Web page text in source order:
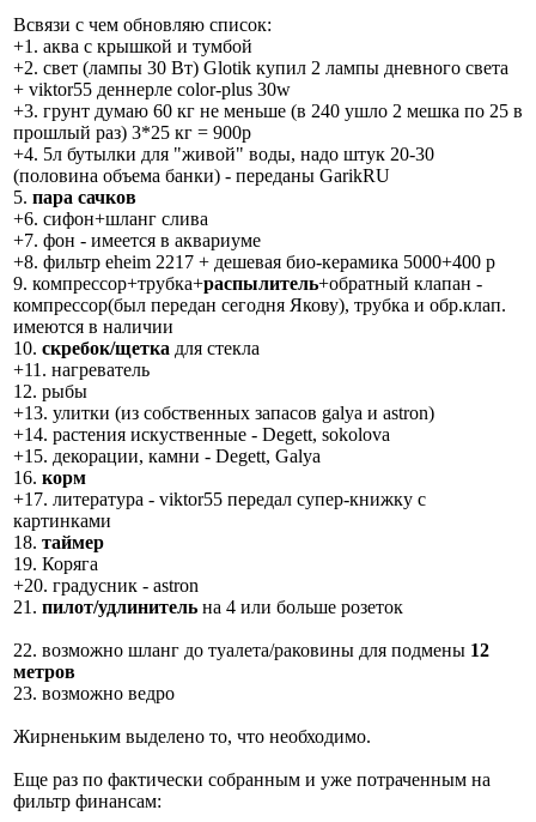
Всвязи с чем обновляю список:
+1. аква с крышкой и тумбой
+2. свет (лампы 30 Вт) Glotik купил 2 лампы дневного света
+ viktor55 деннерле color-plus 30w
+3. грунт думаю 60 кг не меньше (в 240 ушло 2 мешка по 25 в
прошлый раз) 3*25 кг = 900р
+4. 5л бутылки для "живой" воды, надо штук 20-30
(половина объема банки) - переданы GarikRU
5. пара сачков
+6. сифон+шланг слива
+7. фон - имеется в аквариуме
+8. фильтр eheim 2217 + дешевая био-керамика 5000+400 р
9. компрессор+трубка+распылитель+обратный клапан -
компрессор(был передан сегодня Якову), трубка и обр.клап.
имеются в наличии
10. скребок/щетка для стекла
+11. нагреватель
12. рыбы
+13. улитки (из собственных запасов galya и astron)
+14. растения искуственные - Degett, sokolova
+15. декорации, камни - Degett, Galya
16. корм
+17. литература - viktor55 передал супер-книжку с
картинками
18. таймер
19. Коряга
+20. градусник - astron
21. пилот/удлинитель на 4 или больше розеток
22. возможно шланг до туалета/раковины для подмены 12
метров
23. возможно ведро
Жирненьким выделено то, что необходимо.
Еще раз по фактически собранным и уже потраченным на
фильтр финансам: